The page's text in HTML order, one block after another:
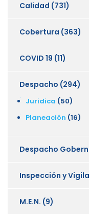
Calidad (731)
Cobertura (363)
COVID 19 (11)
Despacho (294)
Juridica (50)
Planeación (16)
Despacho
Inspección y
M.E.N. (9)